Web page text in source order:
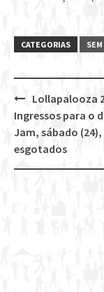
CATEGORIAS
Post
navigation
Lollapalooza
Ingressos para o
Jam, sábado
esgotados